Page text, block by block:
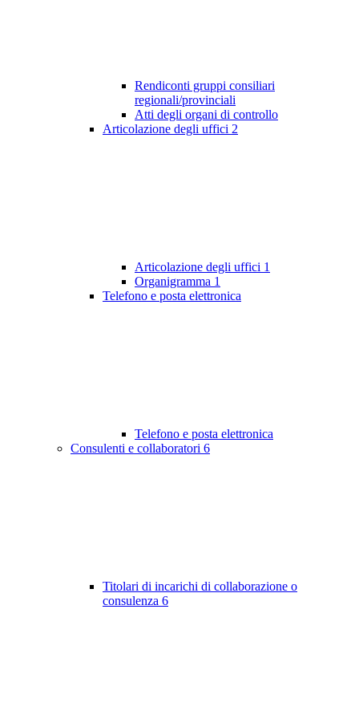
Rendiconti gruppi consiliari
regionali/provinciali
Atti degli organi di controllo
Articolazione degli uffici 2
Articolazione degli uffici 1
Organigramma 1
Telefono e posta elettronica
Telefono e posta elettronica
Consulenti e collaboratori 6
Titolari di incarichi di collaborazione o
consulenza 6